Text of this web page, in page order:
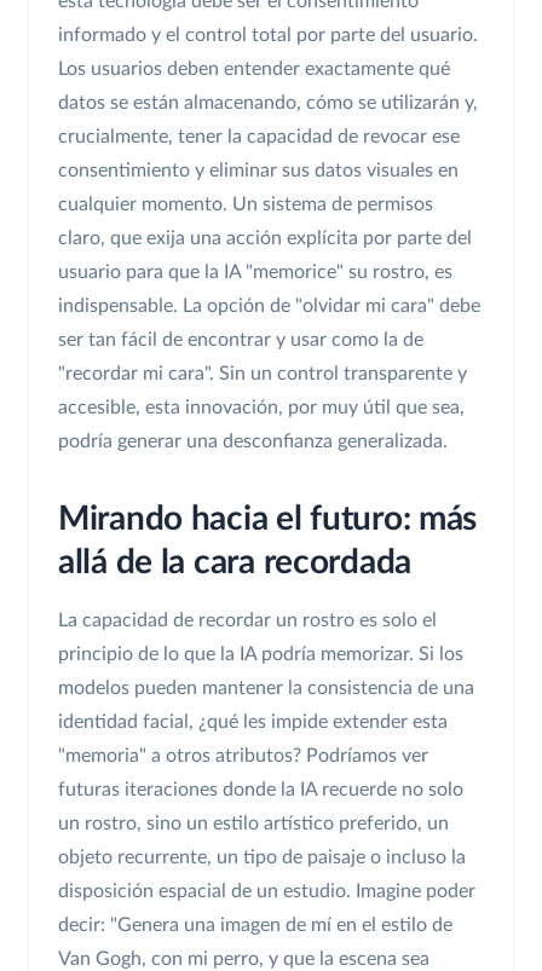
informado y el control total por parte del usuario.
Los usuarios deben entender exactamente qué
datos se están almacenando, cómo se utilizarán y,
crucialmente, tener la capacidad de revocar ese
consentimiento y eliminar sus datos visuales en
cualquier momento. Un sistema de permisos
claro, que exija una acción explícita por parte del
usuario para que la IA "memorice" su rostro, es
indispensable. La opción de "olvidar mi cara" debe
ser tan fácil de encontrar y usar como la de
"recordar mi cara". Sin un control transparente y
accesible, esta innovación, por muy útil que sea,
podría generar una desconfianza generalizada.
Mirando hacia el futuro: más
allá de la cara recordada
La capacidad de recordar un rostro es solo el
principio de lo que la IA podría memorizar. Si los
modelos pueden mantener la consistencia de una
identidad facial, ¿qué les impide extender esta
"memoria" a otros atributos? Podríamos ver
futuras iteraciones donde la IA recuerde no solo
un rostro, sino un estilo artístico preferido, un
objeto recurrente, un tipo de paisaje o incluso la
disposición espacial de un estudio. Imagine poder
decir: "Genera una imagen de mí en el estilo de
Van Gogh, con mi perro, y que la escena sea